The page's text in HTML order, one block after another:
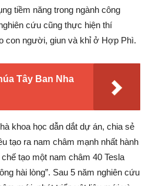
tiềm năng trong ngành công
cứu cũng thực hiện thí
con người, giun và khỉ ở Hợp Phì.
Tây Ban Nha
khoa học dẫn dắt dự án, chia sẻ
tạo ra nam châm mạnh nhất hành
tạo một nam châm 40 Tesla
hài lòng”. Sau 5 năm nghiên cứu